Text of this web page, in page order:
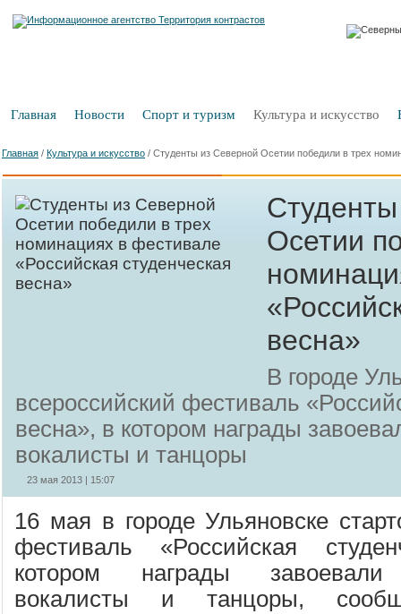
Главная Новости Спорт и туризм Культура и искусство
Главная / Культура и искусство / Студенты из Северной Осетии победили в трех
Осетии
весна»
В городе
всероссийский фестиваль
весна», в котором награды
вокалисты и танцоры
23 мая 2013 | 15:07
16 мая в городе Ульяновске
фестиваль «Российская
котором награды завоевали
вокалисты и танцоры,